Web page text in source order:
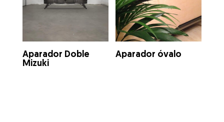
Aparador Doble
Mizuki
Aparador óvalo